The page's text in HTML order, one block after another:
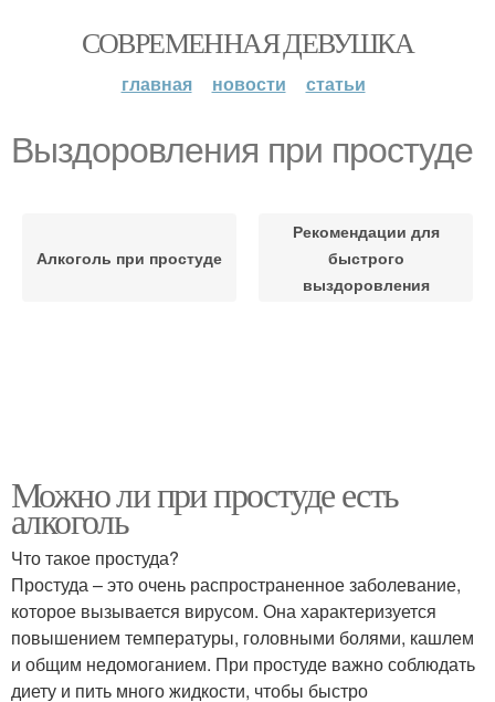
СОВРЕМЕННАЯ ДЕВУШКА
главная новости статьи
Выздоровления при простуде
Алкоголь при простуде
Рекомендации для
быстрого
выздоровления
Можно ли при простуде есть
алкоголь
Что такое простуда?
Простуда – это очень распространенное заболевание,
которое вызывается вирусом. Она характеризуется
повышением температуры, головными болями, кашлем
и общим недомоганием. При простуде важно соблюдать
диету и пить много жидкости, чтобы быстро